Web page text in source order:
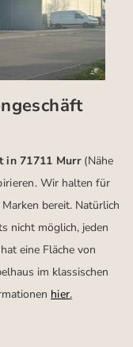
in 71711 Murr (Nähe
Wir halten für
bereit. Natürlich
nicht möglich, jeden
eine Fläche von
im klassischen
hier.